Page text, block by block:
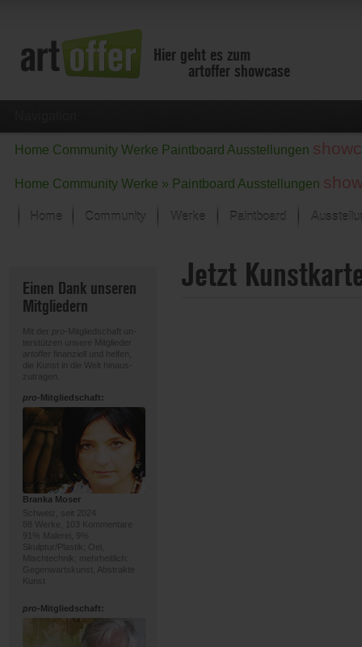
Hier geht es zum
artoffer showcase
Home Community Werke Paintboard Ausstellungen
Home Community Werke » Paintboard Ausstellungen
Home Community Werke
Der letzte Monat im Fokus
Alle Fokus-Werke
Paintboard
Einen Dank unseren
Mitgliedern
Mit der pro
-Mitgliedschaft un-
terstützen unsere Mitglieder
artoffer finanziell und helfen,
die Kunst in die Welt hinaus-
zutragen.
pro-Mitgliedschaft:
Branka Moser
Schweiz, seit 2024
88 Werke, 103 Kommentare
91% Malerei, 9%
Skulptur/Plastik; Oel,
Mischtechnik; mehrheitlich:
Gegenwartskunst, Abstrakte
Kunst
pro-Mitgliedschaft:
Jetzt